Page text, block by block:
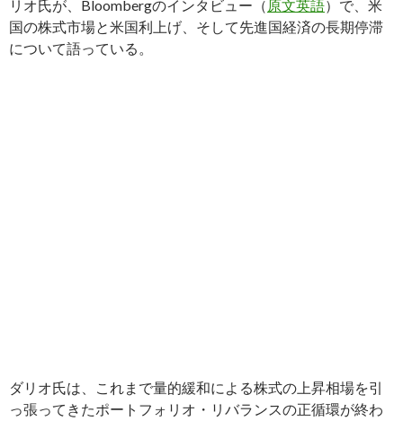
リオ氏が、Bloombergのインタビュー（ 原文英語）で、米
国の株式市場と米国利上げ、そして先進国経済の長期停滞
について語っている。
ダリオ氏は、これまで量的緩和による株式の上昇相場を引
っ張ってきたポートフォリオ・リバランスの正循環が終わ